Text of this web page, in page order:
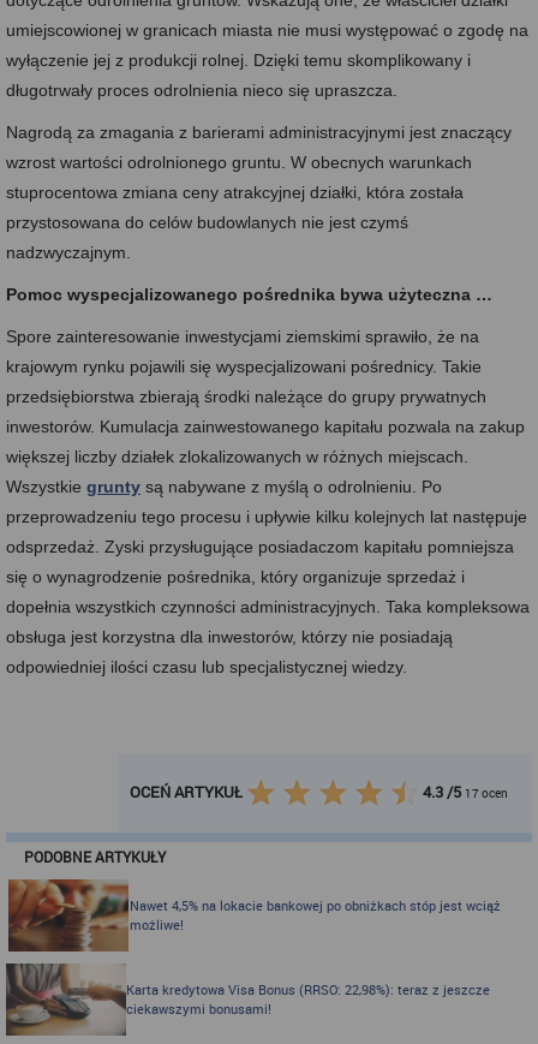
umiejscowionej w granicach miasta nie musi występować o zgodę na
wyłączenie jej z produkcji rolnej. Dzięki temu skomplikowany i
długotrwały proces odrolnienia nieco się upraszcza.
Nagrodą za zmagania z barierami administracyjnymi jest znaczący
wzrost wartości odrolnionego gruntu. W obecnych warunkach
stuprocentowa zmiana ceny atrakcyjnej działki, która została
przystosowana do celów budowlanych nie jest czymś
nadzwyczajnym.
Pomoc wyspecjalizowanego pośrednika bywa użyteczna …
Spore zainteresowanie inwestycjami ziemskimi sprawiło, że na
krajowym rynku pojawili się wyspecjalizowani pośrednicy. Takie
przedsiębiorstwa zbierają środki należące do grupy prywatnych
inwestorów. Kumulacja zainwestowanego kapitału pozwala na zakup
większej liczby działek zlokalizowanych w różnych miejscach.
Wszystkie grunty są nabywane z myślą o odrolnieniu. Po
przeprowadzeniu tego procesu i upływie kilku kolejnych lat następuje
odsprzedaż. Zyski przysługujące posiadaczom kapitału pomniejsza
się o wynagrodzenie pośrednika, który organizuje sprzedaż i
dopełnia wszystkich czynności administracyjnych. Taka kompleksowa
obsługa jest korzystna dla inwestorów, którzy nie posiadają
odpowiedniej ilości czasu lub specjalistycznej wiedzy.
OCEŃ ARTYKUŁ 4.3/5 17ocen
PODOBNE ARTYKUŁY
Nawet 4,5% na lokacie bankowej po obniżkach stóp jest wciąż
możliwe!
Karta kredytowa Visa Bonus (RRSO: 22,98%): teraz z jeszcze
ciekawszymi bonusami!